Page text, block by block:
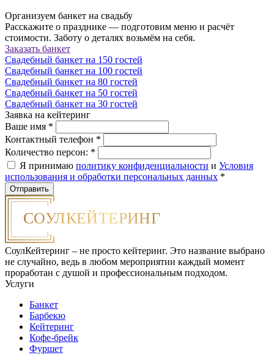
Организуем банкет на свадьбу
Расскажите о празднике — подготовим меню и расчёт
стоимости. Заботу о деталях возьмём на себя.
Заказать банкет
Свадебный банкет на 150 гостей
Свадебный банкет на 100 гостей
Свадебный банкет на 80 гостей
Свадебный банкет на 50 гостей
Свадебный банкет на 30 гостей
Заявка на кейтеринг
Ваше имя *
Контактный телефон *
Количество персон: *
Я принимаю политику конфиденциальности и Условия
использования и обработки персональных данных *
СоулКейтеринг – не просто кейтеринг. Это название выбрано
не случайно, ведь в любом мероприятии каждый момент
проработан с душой и профессиональным подходом.
Услуги
Банкет
Барбекю
Кейтеринг
Кофе-брейк
Фуршет